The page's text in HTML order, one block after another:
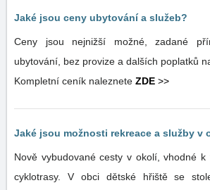
Jaké jsou ceny ubytování a služeb?
Ceny jsou nejnižší možné, zadané
ubytování, bez provize a dalších poplatků
Kompletní ceník naleznete ZDE >>
Jaké jsou možnosti rekreace a služby v
Nově vybudované cesty v okolí, vhodné
cyklotrasy. V obci dětské hřiště se